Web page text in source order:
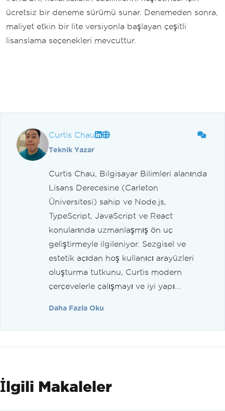
ücretsiz bir deneme sürümü sunar. Denemeden sonra,
maliyet etkin bir lite versiyonla başlayan çeşitli
lisanslama seçenekleri mevcuttur.
Curtis Chau
Teknik Yazar
Curtis Chau, Bilgisayar Bilimleri alanında
Lisans Derecesine (Carleton
Üniversitesi) sahip ve Node.js,
TypeScript, JavaScript ve React
konularında uzmanlaşmış ön uç
geliştirmeyle ilgileniyor. Sezgisel ve
estetik açıdan hoş kullanıcı arayüzleri
oluşturma tutkunu, Curtis modern
çerçevelerle çalışmayı ve iyi yapı...
Daha Fazla Oku
İlgili Makaleler